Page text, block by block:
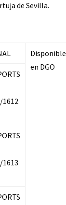
de Sevilla.
Disponible
en DGO
1612
1613